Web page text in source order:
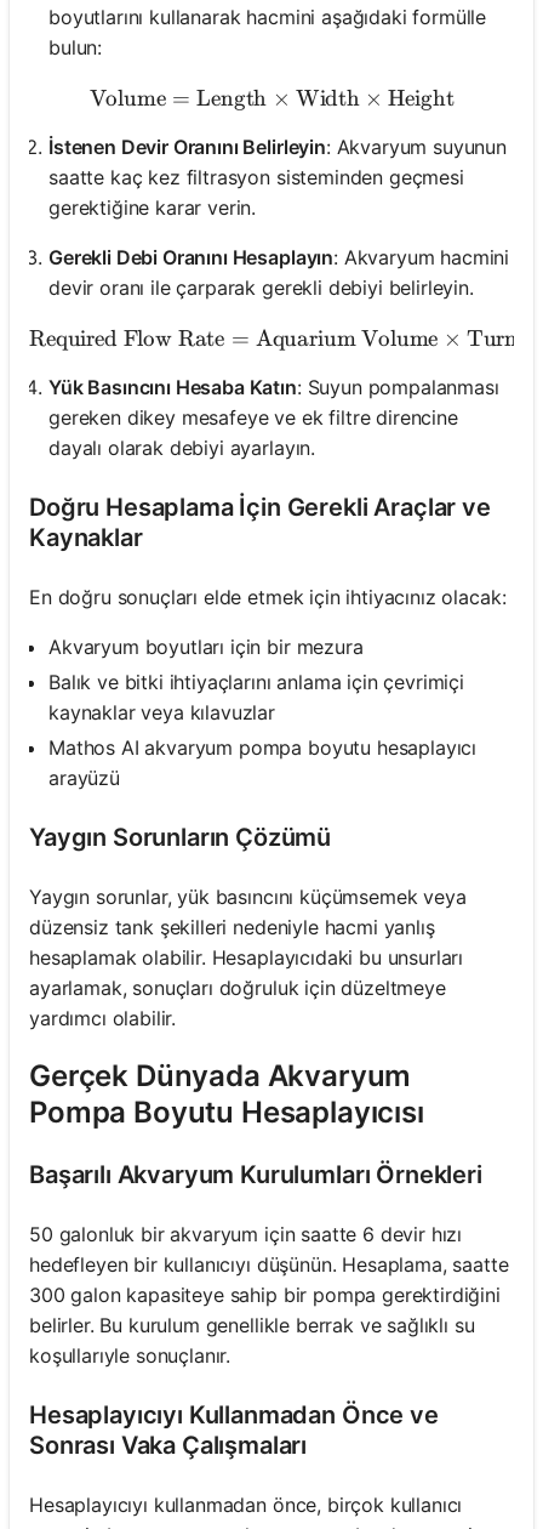
boyutlarını kullanarak hacmini aşağıdaki formülle
bulun:
\text{Volume} =
Volume = Length × Width × Height
İstenen Devir Oranını Belirleyin: Akvaryum suyunun
saatte kaç kez filtrasyon sisteminden geçmesi
gerektiğine karar verin.
Gerekli Debi Oranını Hesaplayın: Akvaryum hacmini
devir oranı ile çarparak gerekli debiyi belirleyin.
\text{Required Flow
Required Flow Rate = Aquarium Volume ×
Yük Basıncını Hesaba Katın: Suyun pompalanması
gereken dikey mesafeye ve ek filtre direncine
dayalı olarak debiyi ayarlayın.
Doğru Hesaplama İçin Gerekli Araçlar ve
Kaynaklar
En doğru sonuçları elde etmek için ihtiyacınız olacak:
Akvaryum boyutları için bir mezura
Balık ve bitki ihtiyaçlarını anlama için çevrimiçi
kaynaklar veya kılavuzlar
Mathos AI akvaryum pompa boyutu hesaplayıcı
arayüzü
Yaygın Sorunların Çözümü
Yaygın sorunlar, yük basıncını küçümsemek veya
düzensiz tank şekilleri nedeniyle hacmi yanlış
hesaplamak olabilir. Hesaplayıcıdaki bu unsurları
ayarlamak, sonuçları doğruluk için düzeltmeye
yardımcı olabilir.
Gerçek Dünyada Akvaryum
Pompa Boyutu Hesaplayıcısı
Başarılı Akvaryum Kurulumları Örnekleri
50 galonluk bir akvaryum için saatte 6 devir hızı
hedefleyen bir kullanıcıyı düşünün. Hesaplama, saatte
300 galon kapasiteye sahip bir pompa gerektirdiğini
belirler. Bu kurulum genellikle berrak ve sağlıklı su
koşullarıyle sonuçlanır.
Hesaplayıcıyı Kullanmadan Önce ve
Sonrası Vaka Çalışmaları
Hesaplayıcıyı kullanmadan önce, birçok kullanıcı